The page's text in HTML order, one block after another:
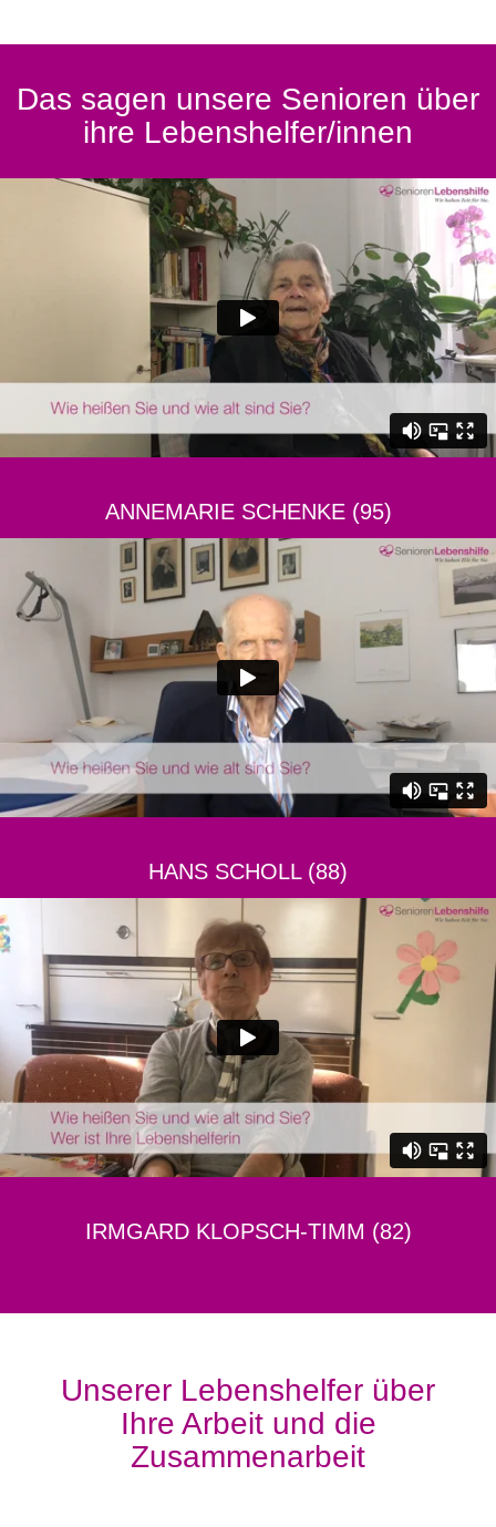
Das sagen unsere Senioren über
ihre Lebenshelfer/innen
ANNEMARIE SCHENKE (95)
HANS SCHOLL (88)
IRMGARD KLOPSCH-TIMM (82)
Unserer Lebenshelfer über
Ihre Arbeit und die
Zusammenarbeit